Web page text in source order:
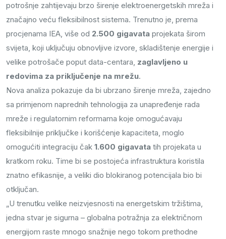
potrošnje zahtijevaju brzo širenje elektroenergetskih mreža i
značajno veću fleksibilnost sistema. Trenutno je, prema
procjenama IEA, više od 2.500 gigavata projekata širom
svijeta, koji uključuju obnovljive izvore, skladištenje energije i
velike potrošače poput data-centara, zaglavljeno u
redovima za priključenje na mrežu.
Nova analiza pokazuje da bi ubrzano širenje mreža, zajedno
sa primjenom naprednih tehnologija za unapređenje rada
mreže i regulatornim reformama koje omogućavaju
fleksibilnije priključke i korišćenje kapaciteta, moglo
omogućiti integraciju čak 1.600 gigavata tih projekata u
kratkom roku. Time bi se postojeća infrastruktura koristila
znatno efikasnije, a veliki dio blokiranog potencijala bio bi
otključan.
„U trenutku velike neizvjesnosti na energetskim tržištima,
jedna stvar je sigurna – globalna potražnja za električnom
energijom raste mnogo snažnije nego tokom prethodne